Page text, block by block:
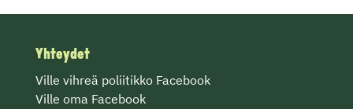
Yhteydet
Ville vihreä poliitikko Facebook
Ville oma Facebook